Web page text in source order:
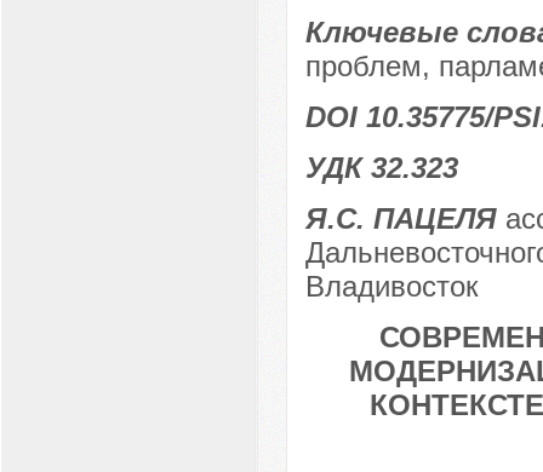
Ключевые
проблем,
DOI 10.35775/
УДК 32.323
Я.С. ПАЦЕЛЯ
Владивосток